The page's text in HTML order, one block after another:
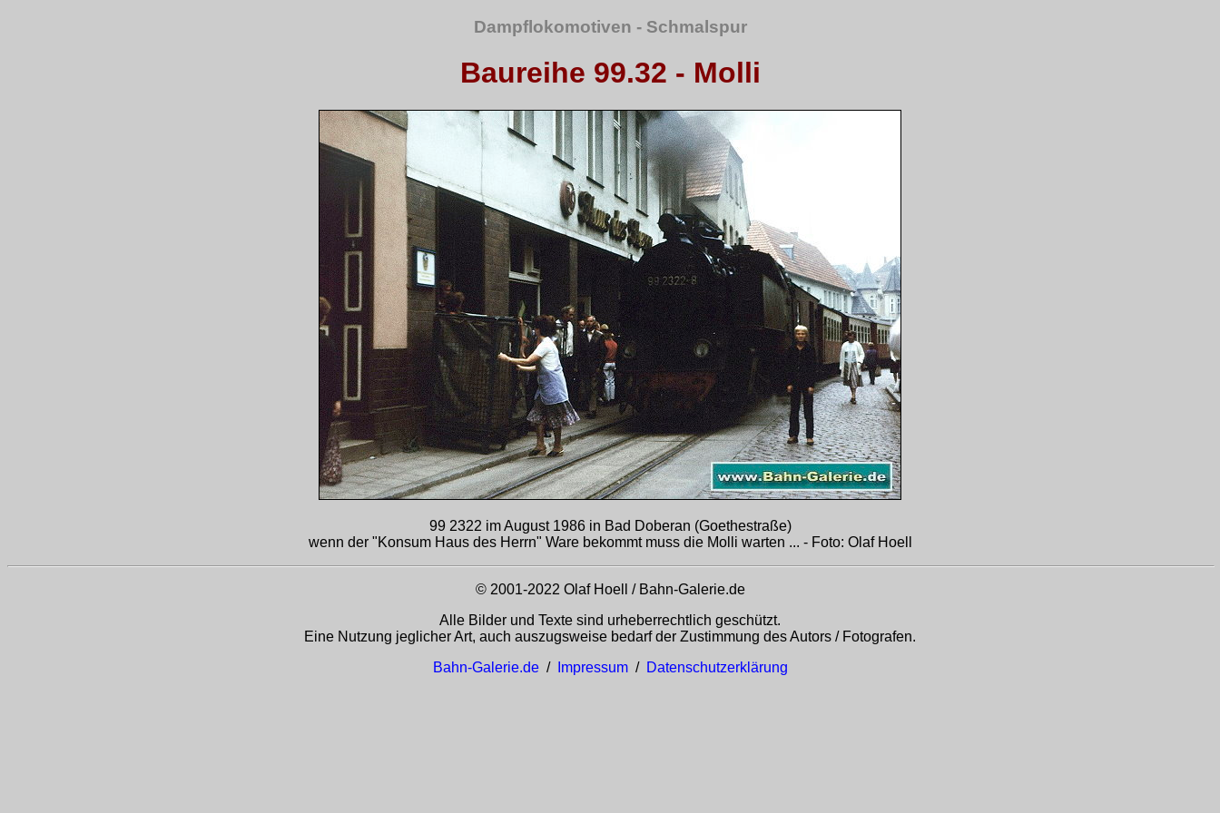
Dampflokomotiven - Schmalspur
Baureihe 99.32 - Molli
99 2322 im August 1986 in Bad Doberan (Goethestraße)
wenn der "Konsum Haus des Herrn" Ware bekommt muss die Molli warten ... - Foto: Olaf Hoell
© 2001-2022 Olaf Hoell / Bahn-Galerie.de
Alle Bilder und Texte sind urheberrechtlich geschützt.
Eine Nutzung jeglicher Art, auch auszugsweise bedarf der Zustimmung des Autors / Fotografen.
Bahn-Galerie.de/ Impressum/ Datenschutzerklärung